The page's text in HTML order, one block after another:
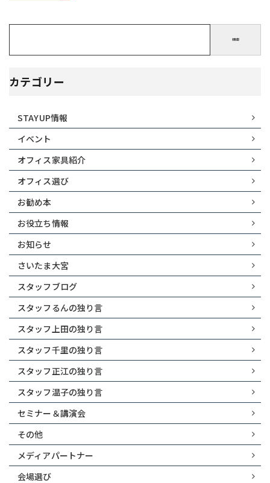
検索
カテゴリー
STAYUP情報
イベント
オフィス家具紹介
オフィス選び
お勧め本
お役立ち情報
お知らせ
さいたま大宮
スタッフブログ
スタッフるんの独り言
スタッフ上田の独り言
スタッフ千里の独り言
スタッフ正江の独り言
スタッフ温子の独り言
セミナー＆講演会
その他
メディアパートナー
会場選び